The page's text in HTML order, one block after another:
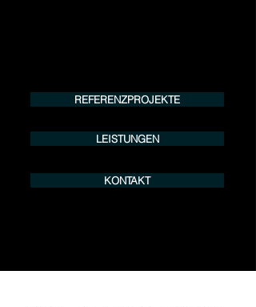
REFERENZPROJEKTE
LEISTUNGEN
KONTAKT